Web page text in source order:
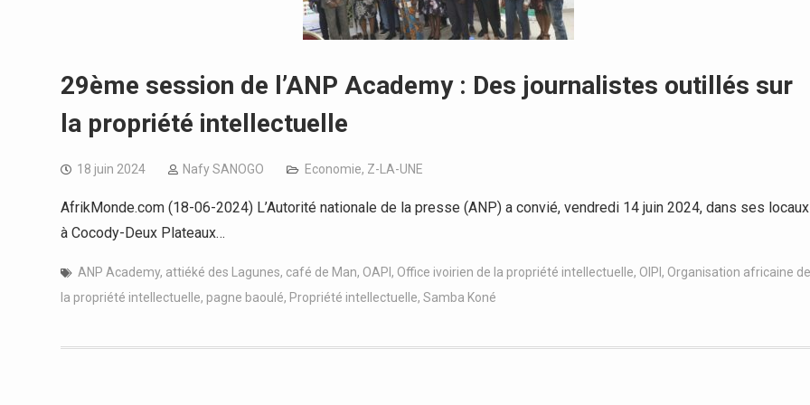
29ème session de l’ANP Academy : Des journalistes outillés sur
la propriété intellectuelle
18 juin 2024 Nafy SANOGO Economie, Z-LA-UNE
AfrikMonde.com (18-06-2024) L’Autorité nationale de la presse (ANP) a convié, vendredi 14 juin 2024, dans ses locaux
à Cocody-Deux Plateaux…
ANP Academy, attiéké des Lagunes, café de Man, OAPI , Office ivoirien de la propriété intellectuelle, OIPI , Organisation africaine de
la propriété intellectuelle, pagne baoulé, Propriété intellectuelle, Samba Koné